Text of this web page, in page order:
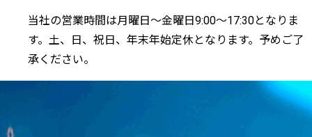
当社の営業時間は月曜日～金曜日9:00～17:30となりま
す。土、日、祝日、年末年始定休となります。予めご了
承ください。